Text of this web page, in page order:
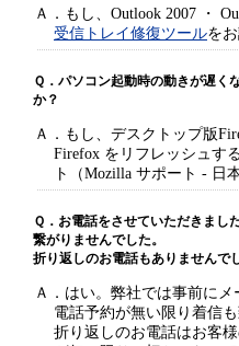
Ａ．もし、Outlook 2007 ・
受信トレイ修復ツールを
Ｑ．パソコン起動時の動きが遅く
か？
Ａ．もし、デスクトップ版
Firefox をリフレッシュす
ト（Mozilla サポート - 日
Ｑ．お電話をさせていただきまし
繋がりませんでした。
折り返しのお電話もありませんで
Ａ．はい。弊社では事前にメ
電話予約が無い限り着信も
折り返しのお電話はお客